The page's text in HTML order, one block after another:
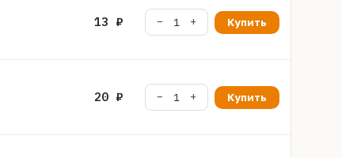
13 ₽ Купить
20 ₽ Купить